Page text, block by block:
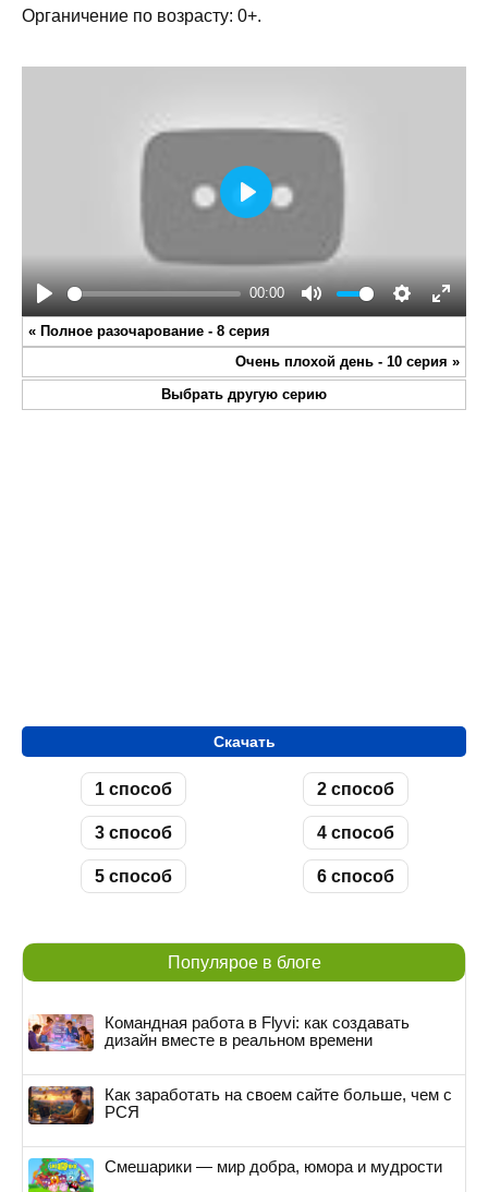
Органичение по возрасту: 0+.
Play
00:00
Mute Settings
Enter
Play
« Полное разочарование - 8 серия
Очень плохой день - 10 серия »
Выбрать другую серию
Скачать
1 способ 2 способ
3 способ 4 способ
5 способ 6 способ
Популярое в блоге
Командная работа в Flyvi: как создавать
дизайн вместе в реальном времени
Как заработать на своем сайте больше, чем с
РСЯ
Смешарики — мир добра, юмора и мудрости